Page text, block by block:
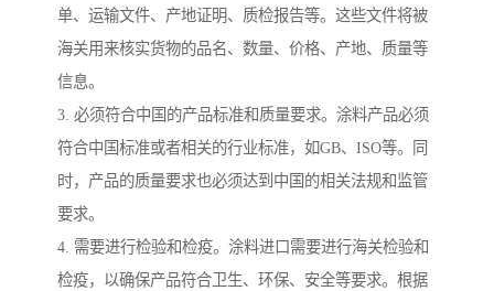
单、运输文件、产地证明、质检报告等。这些文件将被
海关用来核实货物的品名、数量、价格、产地、质量等
信息。
3. 必须符合中国的产品标准和质量要求。涂料产品必须
符合中国标准或者相关的行业标准，如GB、ISO等。同
时，产品的质量要求也必须达到中国的相关法规和监管
要求。
4. 需要进行检验和检疫。涂料进口需要进行海关检验和
检疫，以确保产品符合卫生、环保、安全等要求。根据